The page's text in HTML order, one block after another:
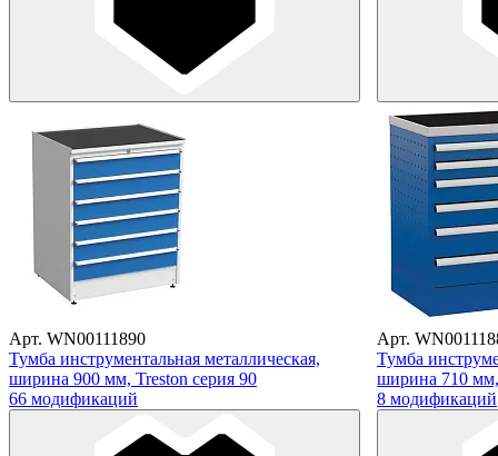
Арт. WN00111890
Тумба инструментальная металлическая,
ширина 900 мм, Treston серия 90
66 модификаций
Арт.
Тумба
ширина 710 мм,
8 модификаций